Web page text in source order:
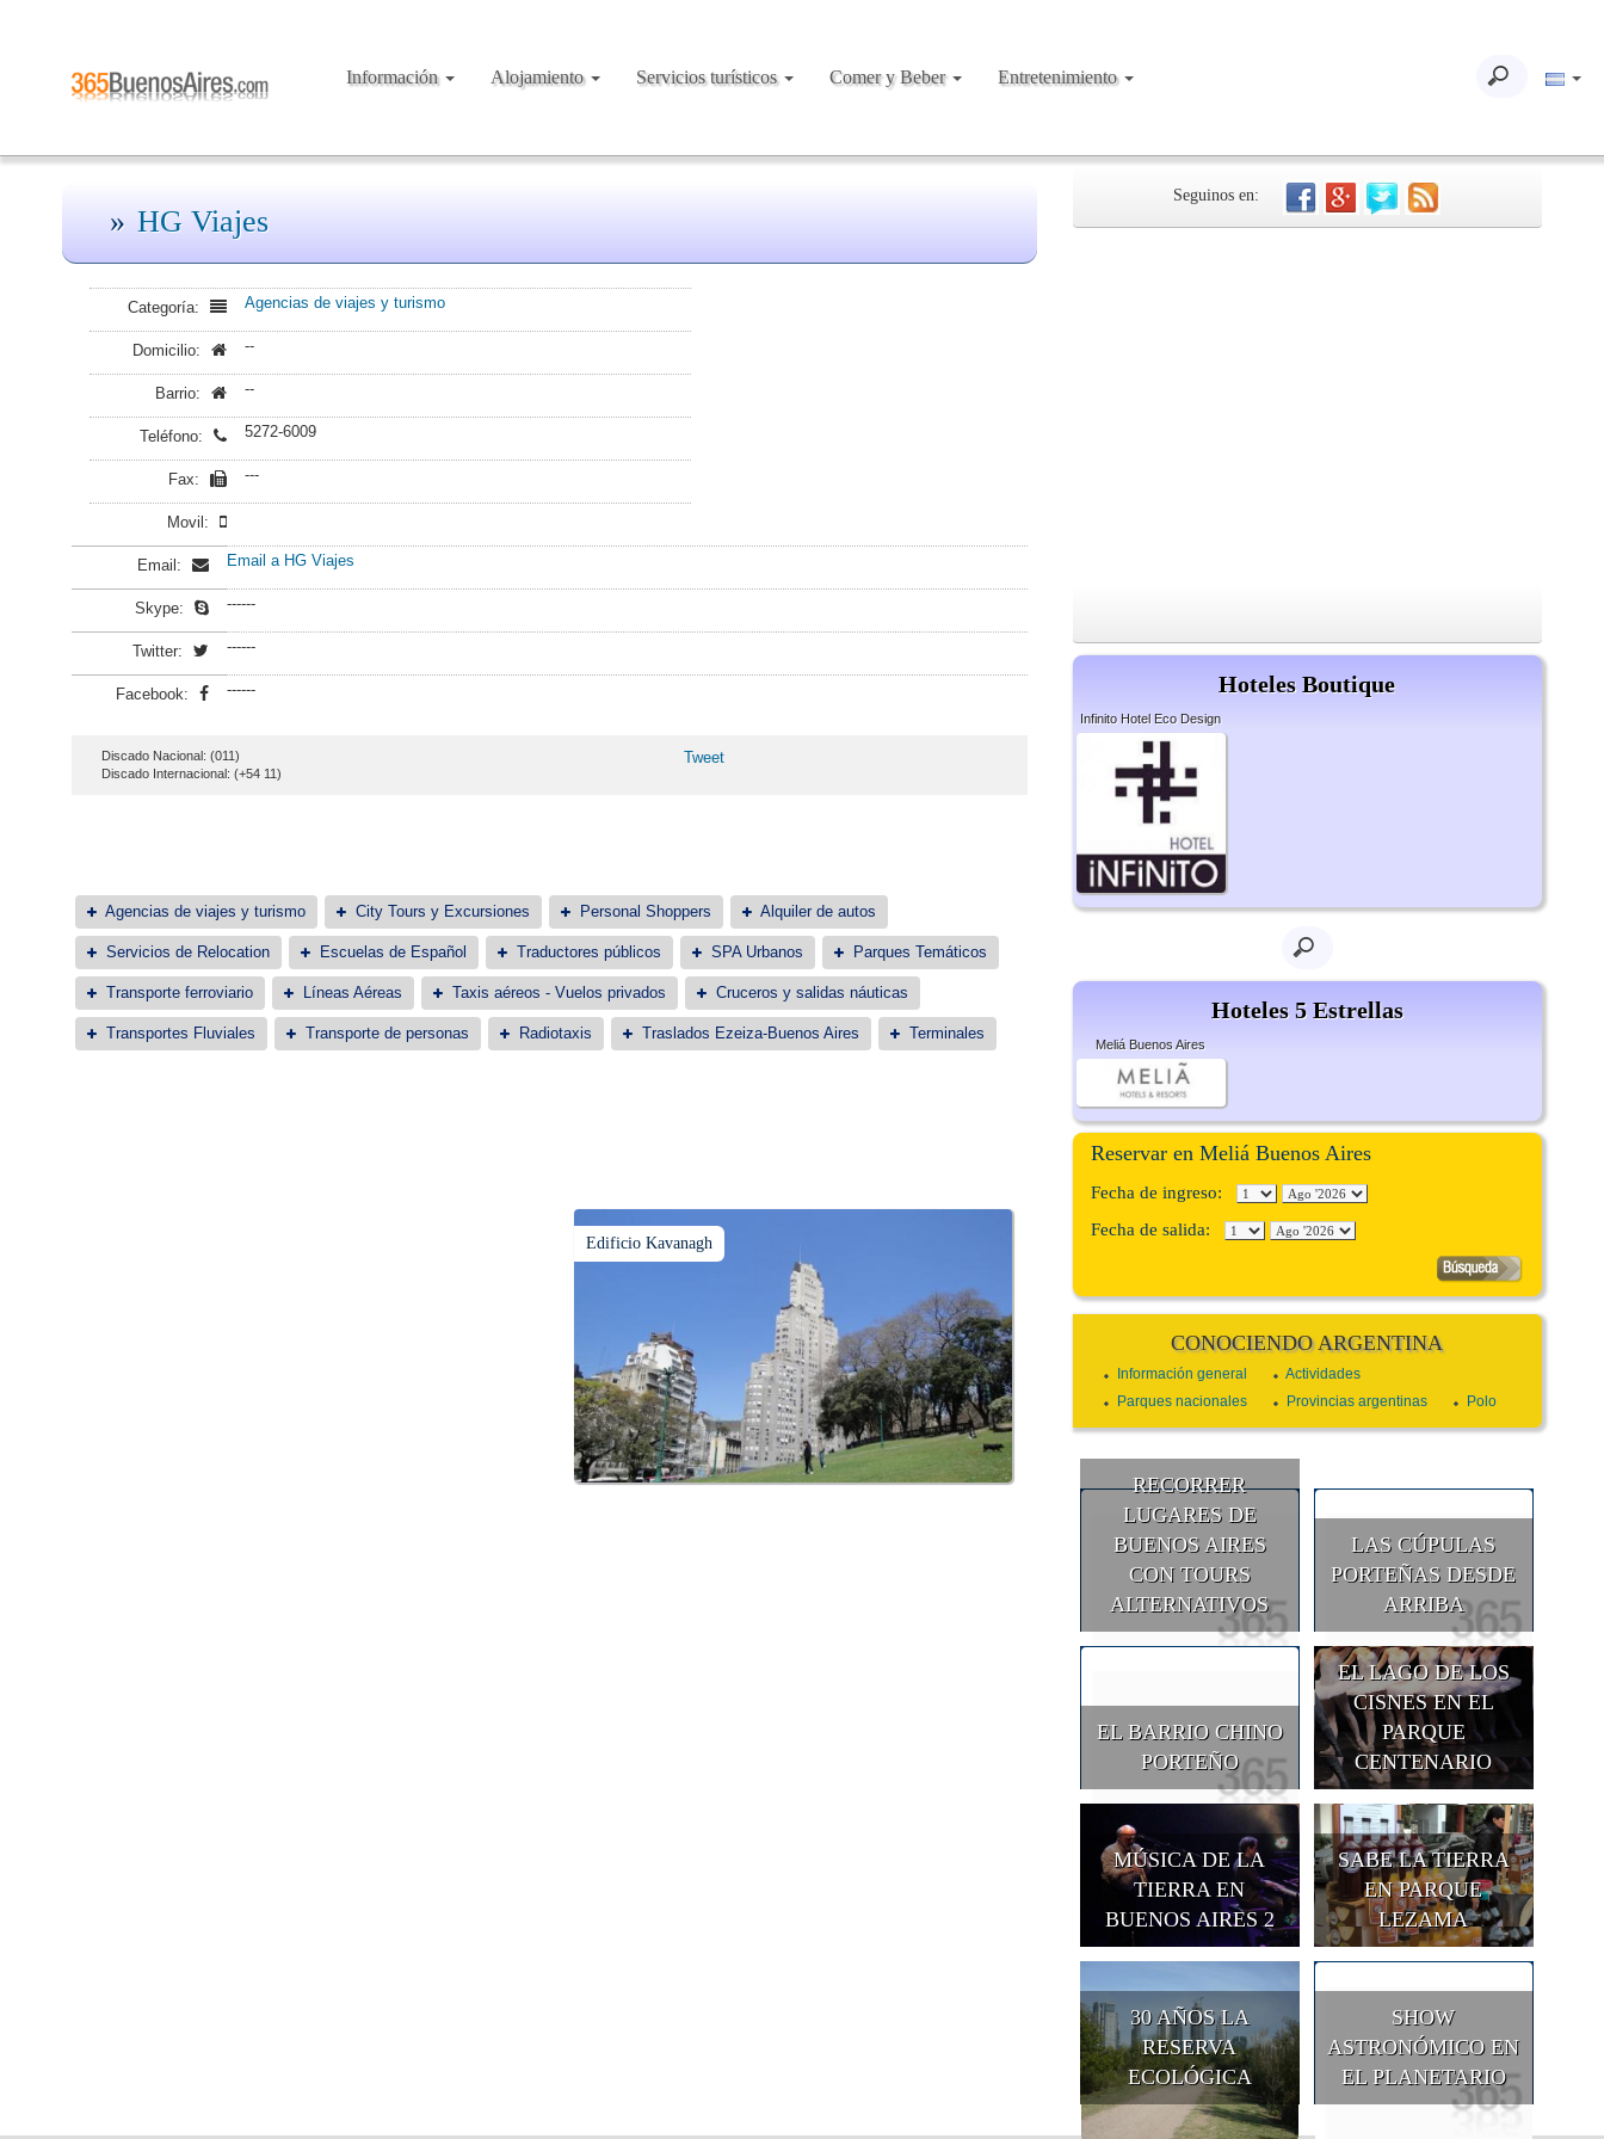
Información Alojamiento Servicios turísticos Comer y Beber Entretenimiento
HG Viajes
Categoría: Agencias de viajes y turismo
Domicilio: --
Barrio: --
Teléfono: 5272-6009
Fax: ---
Movil:
Email: Email a HG Viajes
Skype: ------
Twitter: ------
Facebook: ------
Discado Nacional: (011)
Discado Internacional: (+54 11)
Tweet
Agencias de viajes y turismo City Tours y Excursiones Personal Shoppers Alquiler de autos
Servicios de Relocation Escuelas de Español Traductores públicos SPA Urbanos Parques Temáticos
Transporte ferroviario Líneas Aéreas Taxis aéreos - Vuelos privados Cruceros y salidas náuticas
Transportes Fluviales Transporte de personas Radiotaxis Traslados Ezeiza-Buenos Aires Terminales
Edificio Kavanagh
Seguinos en:
Hoteles Boutique
Infinito Hotel Eco Design
Hoteles 5 Estrellas
Meliá Buenos Aires
Reservar en Meliá Buenos Aires
Fecha de ingreso:
Fecha de salida:
CONOCIENDO ARGENTINA
Información general
Actividades
Parques nacionales
Provincias argentinas Polo
RECORRER
LUGARES DE
BUENOS AIRES
CON TOURS
ALTERNATIVOS
LAS CÚPULAS
PORTEÑAS DESDE
ARRIBA
EL BARRIO CHINO
PORTEÑO
EL LAGO DE LOS
CISNES EN EL
PARQUE
CENTENARIO
MÚSICA DE LA
TIERRA EN
BUENOS AIRES 2
SABE LA TIERRA
EN PARQUE
LEZAMA
30 AÑOS LA
RESERVA
ECOLÓGICA
SHOW
ASTRONÓMICO EN
EL PLANETARIO